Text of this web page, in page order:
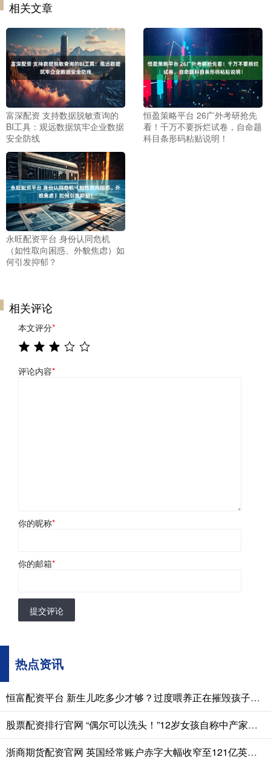
相关文章
富深配资 支持数据脱敏查询的
BI工具：观远数据筑牢企业数据
安全防线
恒盈策略平台 26广外考研抢先
看！千万不要拆烂试卷，自命题
科目条形码粘贴说明！
永旺配资平台 身份认同危机
（如性取向困惑、外貌焦虑）如
何引发抑郁？
相关评论
本文评分*
评论内容*
你的昵称*
你的邮箱*
提交评论
热点资讯
恒富配资平台 新生儿吃多少才够？过度喂养正在摧毁孩子的脾胃，这份奶量标准赶紧存
股票配资排行官网 “偶尔可以洗头！”12岁女孩自称中产家庭走红，自信源于低认知
浙商期货配资官网 英国经常账户赤字大幅收窄至121亿英镑，创2022年四季度以来新低